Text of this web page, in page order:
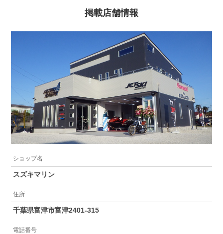
掲載店舗情報
ショップ名
スズキマリン
住所
千葉県富津市富津2401-315
電話番号